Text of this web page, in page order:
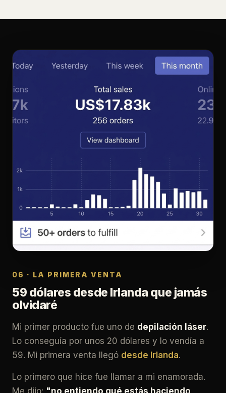
06 · LA PRIMERA VENTA
59 dólares desde Irlanda que jamás
olvidaré
Mi primer producto fue uno de depilación láser.
Lo conseguía por unos 20 dólares y lo vendía a
59. Mi primera venta llegó desde Irlanda.
Lo primero que hice fue llamar a mi enamorada.
Me dijo: "no entiendo qué estás haciendo,